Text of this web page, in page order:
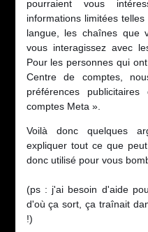
pourraient vous
informations limitées
langue, les chaînes que
vous interagissez avec
Pour les personnes qui
Centre de comptes,
préférences
comptes Meta ».
Voilà donc quelques
expliquer tout ce que
donc utilisé pour vous
(ps : j'ai besoin d'aide
d'où ça sort, ça traînait
!)